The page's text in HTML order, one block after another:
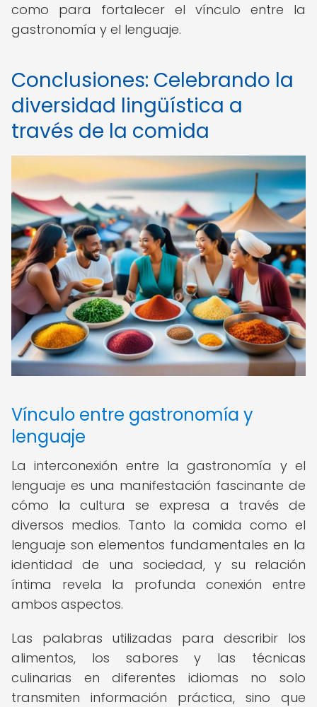
como para fortalecer el vínculo entre la
gastronomía y el lenguaje.
Conclusiones: Celebrando la
diversidad lingüística a
través de la comida
Vínculo entre gastronomía y
lenguaje
La interconexión entre la gastronomía y el
lenguaje es una manifestación fascinante de
cómo la cultura se expresa a través de
diversos medios. Tanto la comida como el
lenguaje son elementos fundamentales en la
identidad de una sociedad, y su relación
íntima revela la profunda conexión entre
ambos aspectos.
Las palabras utilizadas para describir los
alimentos, los sabores y las técnicas
culinarias en diferentes idiomas no solo
transmiten información práctica, sino que